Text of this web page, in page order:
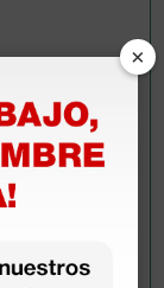
que ya
×